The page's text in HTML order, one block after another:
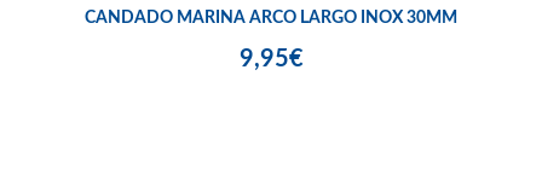
CANDADO MARINA ARCO LARGO INOX 30MM
9,95€